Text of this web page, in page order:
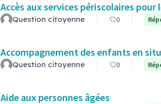
Accès aux services périscolaires
Question citoyenne 0
Accompagnement des enfants en
Question citoyenne 0
Aide aux personnes âgées